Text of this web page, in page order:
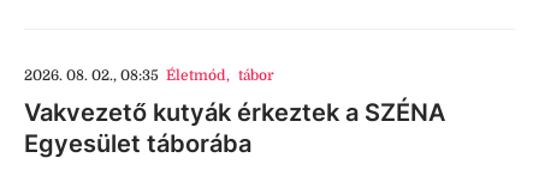
2026. 08. 02., 08:35 Életmód, tábor
Vakvezető kutyák érkeztek a SZÉNA
Egyesület táborába